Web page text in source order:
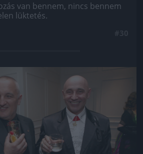
van bennem, nincs bennem
lüktetés.
még kép!